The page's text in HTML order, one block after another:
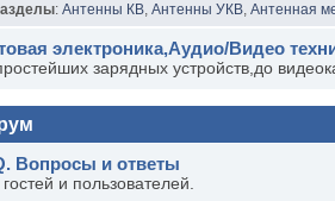
: Антенны КВ Антенны УКВ Антенная
электроника,Аудио/Видео
зарядных устройств,до
Вопросы и ответы
и пользователей.